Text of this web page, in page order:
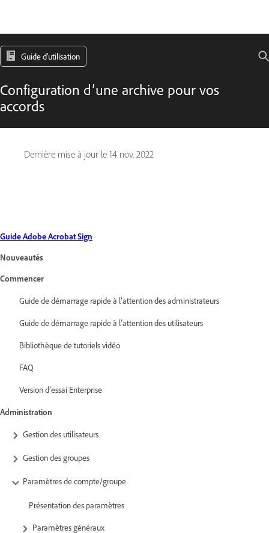
Guide d'utilisation
Configuration d’une archive pour vos
accords
Dernière mise à jour le 14 nov. 2022
Guide Adobe Acrobat Sign
Nouveautés
Commencer
Guide de démarrage rapide à l’attention des administrateurs
Guide de démarrage rapide à l’attention des utilisateurs
Bibliothèque de tutoriels vidéo
FAQ
Version d’essai Enterprise
Administration
Gestion des utilisateurs
Gestion des groupes
Paramètres de compte/groupe
Présentation des paramètres
Paramètres généraux